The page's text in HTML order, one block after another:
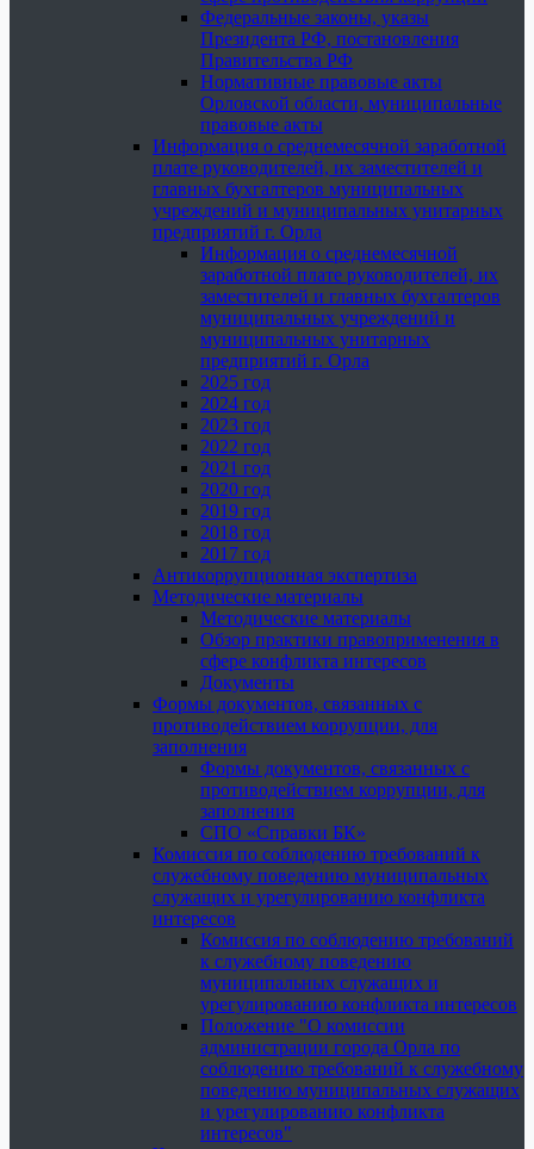
Федеральные законы, указы
Президента РФ, постановления
Правительства РФ
Нормативные правовые акты
Орловской области, муниципальные
правовые акты
Информация о среднемесячной заработной
плате руководителей, их заместителей и
главных бухгалтеров муниципальных
учреждений и муниципальных унитарных
предприятий г. Орла
Информация о среднемесячной
заработной плате руководителей, их
заместителей и главных бухгалтеров
муниципальных учреждений и
муниципальных унитарных
предприятий г. Орла
2025 год
2024 год
2023 год
2022 год
2021 год
2020 год
2019 год
2018 год
2017 год
Антикоррупционная экспертиза
Методические материалы
Методические материалы
Обзор практики правоприменения в
сфере конфликта интересов
Документы
Формы документов, связанных с
противодействием коррупции, для
заполнения
Формы документов, связанных с
противодействием коррупции, для
заполнения
СПО «Справки БК»
Комиссия по соблюдению требований к
служебному поведению муниципальных
служащих и урегулированию конфликта
интересов
Комиссия по соблюдению требований
к служебному поведению
муниципальных служащих и
урегулированию конфликта интересов
Положение "О комиссии
администрации города Орла по
соблюдению требований к служебному
поведению муниципальных служащих
и урегулированию конфликта
интересов"